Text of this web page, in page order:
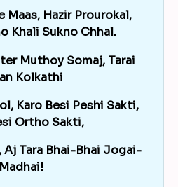
Maas, Hazir Prourokal,
Khali Sukno Chhal.
Muthoy Somaj, Tarai
Kolkathi
Karo Besi Peshi Sakti,
Ortho Sakti,
Aj Tara Bhai-Bhai Jogai-
Madhai!